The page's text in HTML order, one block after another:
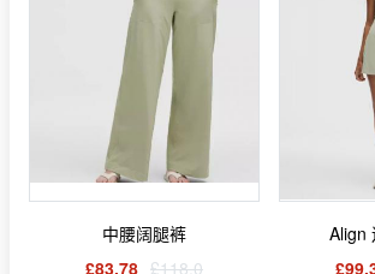
中腰阔腿裤
£83.78 £118.0
Align